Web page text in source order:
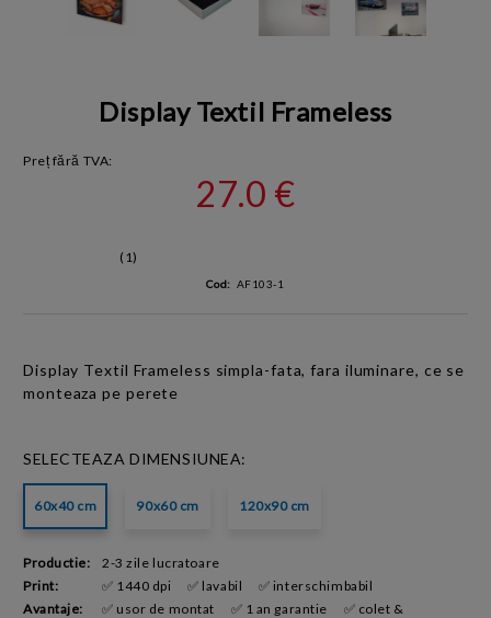
Display Textil Frameless
Preț fără TVA:
27.0 €
(1)
Cod: AF103-1
Display Textil Frameless simpla-fata, fara iluminare, ce se
monteaza pe perete
SELECTEAZA DIMENSIUNEA:
60x40 cm 90x60 cm 120x90 cm
Productie:
2-3 zile lucratoare
Print:
✅ 1440 dpi ✅ lavabil
✅ interschimbabil
Avantaje:
✅ usor de montat ✅ 1 an garantie
✅ colet &